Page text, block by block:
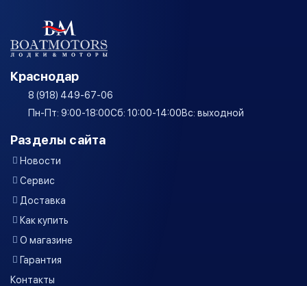
Краснодар
8 (918) 449-67-06
Пн-Пт: 9:00-18:00Сб: 10:00-14:00Вс: выходной
Разделы сайта
Новости
Сервис
Доставка
Как купить
О магазине
Гарантия
Контакты